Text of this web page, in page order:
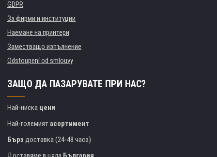
GDPR
За фирми и институции
Наемане на принтери
Заместващо изпълнение
Odstoupení od smlouvy
ЗАЩО ДА ПАЗАРУВАТЕ ПРИ НАС?
Най-ниска цени
Най-големиятасортимент
Бърз доставка (24-48 часа)